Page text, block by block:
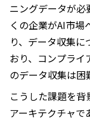
ニングデータが必
くの企業がAI市
り、データ収集
おり、コンプライ
のデータ収集は困
こうした課題を
アーキテクチャ